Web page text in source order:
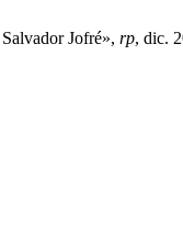
Jofré», rp, dic.